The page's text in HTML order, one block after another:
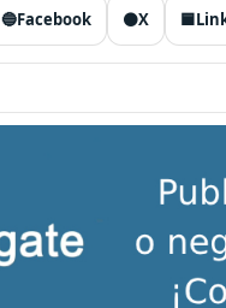
🔵Facebook ⚫X 🟦